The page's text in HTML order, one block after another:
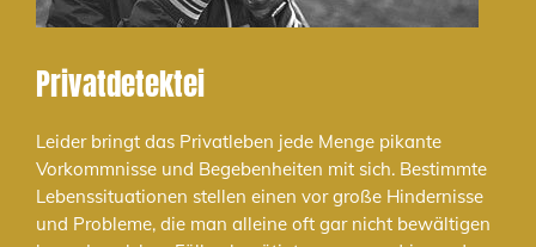
Privatdetektei
Leider bringt das Privatleben jede Menge pikante
Vorkommnisse und Begebenheiten mit sich. Bestimmte
Lebenssituationen stellen einen vor große Hindernisse
und Probleme, die man alleine oft gar nicht bewältigen